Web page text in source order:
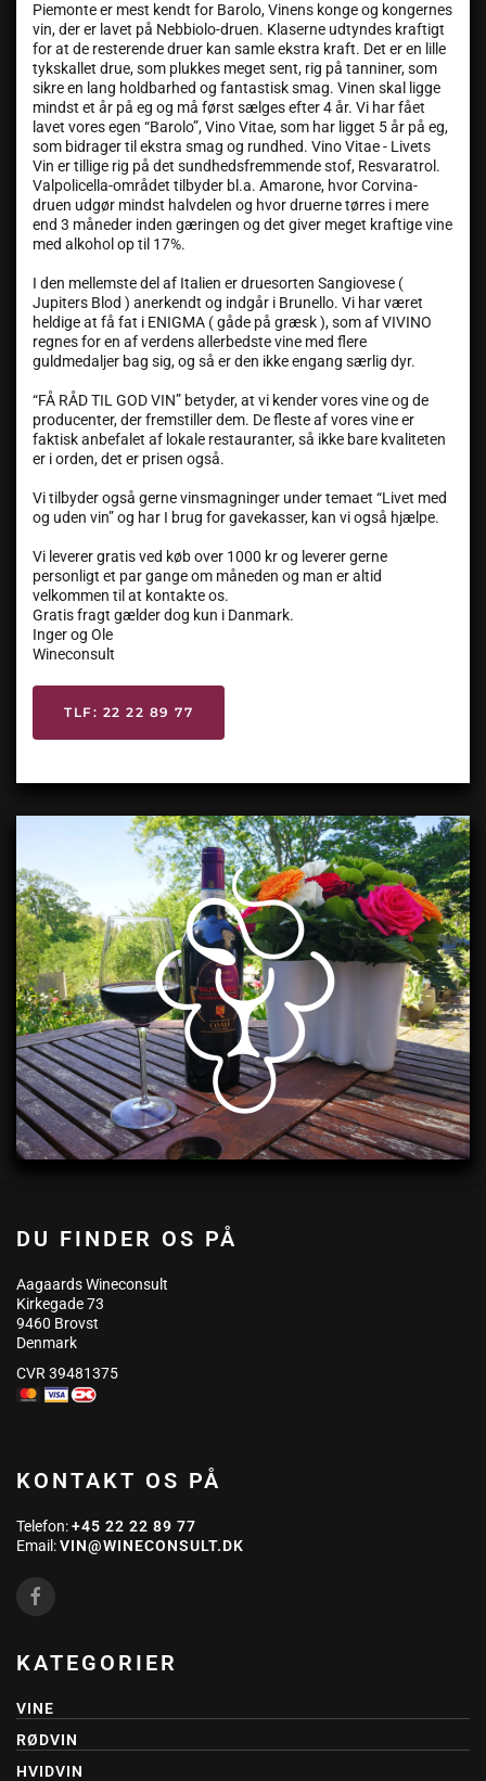
Piemonte er mest kendt for Barolo, Vinens konge og kongernes
vin, der er lavet på Nebbiolo-druen. Klaserne udtyndes kraftigt
for at de resterende druer kan samle ekstra kraft. Det er en lille
tykskallet drue, som plukkes meget sent, rig på tanniner, som
sikre en lang holdbarhed og fantastisk smag. Vinen skal ligge
mindst et år på eg og må først sælges efter 4 år. Vi har fået
lavet vores egen “Barolo”, Vino Vitae, som har ligget 5 år på eg,
som bidrager til ekstra smag og rundhed. Vino Vitae - Livets
Vin er tillige rig på det sundhedsfremmende stof, Resvaratrol.
Valpolicella-området tilbyder bl.a. Amarone, hvor Corvina-
druen udgør mindst halvdelen og hvor druerne tørres i mere
end 3 måneder inden gæringen og det giver meget kraftige vine
med alkohol op til 17%.
I den mellemste del af Italien er druesorten Sangiovese (
Jupiters Blod ) anerkendt og indgår i Brunello. Vi har været
heldige at få fat i ENIGMA ( gåde på græsk ), som af VIVINO
regnes for en af verdens allerbedste vine med flere
guldmedaljer bag sig, og så er den ikke engang særlig dyr.
“FÅ RÅD TIL GOD VIN” betyder, at vi kender vores vine og de
producenter, der fremstiller dem. De fleste af vores vine er
faktisk anbefalet af lokale restauranter, så ikke bare kvaliteten
er i orden, det er prisen også.
Vi tilbyder også gerne vinsmagninger under temaet “Livet med
og uden vin” og har I brug for gavekasser, kan vi også hjælpe.
Vi leverer gratis ved køb over 1000 kr og leverer gerne
personligt et par gange om måneden og man er altid
velkommen til at kontakte os.
Gratis fragt gælder dog kun i Danmark.
Inger og Ole
Wineconsult
TLF: 22 22 89 77
DU FINDER OS PÅ
Aagaards Wineconsult
Kirkegade 73
9460 Brovst
Denmark
CVR 39481375
KONTAKT OS PÅ
Telefon:+45 22 22 89 77
Email:VIN@WINECONSULT.DK
KATEGORIER
VINE
RØDVIN
HVIDVIN